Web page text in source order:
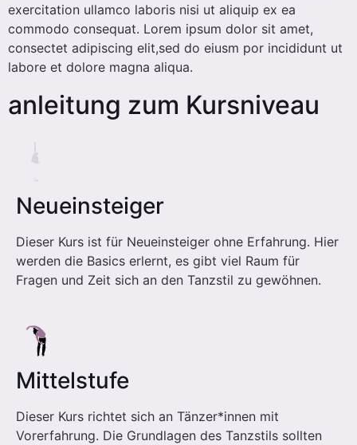
exercitation ullamco laboris nisi ut aliquip ex ea
commodo consequat. Lorem ipsum dolor sit amet,
consectet adipiscing elit,sed do eiusm por incididunt ut
labore et dolore magna aliqua.
anleitung zum Kursniveau
Neueinsteiger
Dieser Kurs ist für Neueinsteiger ohne Erfahrung. Hier
werden die Basics erlernt, es gibt viel Raum für
Fragen und Zeit sich an den Tanzstil zu gewöhnen.
Mittelstufe
Dieser Kurs richtet sich an Tänzer*innen mit
Vorerfahrung. Die Grundlagen des Tanzstils sollten